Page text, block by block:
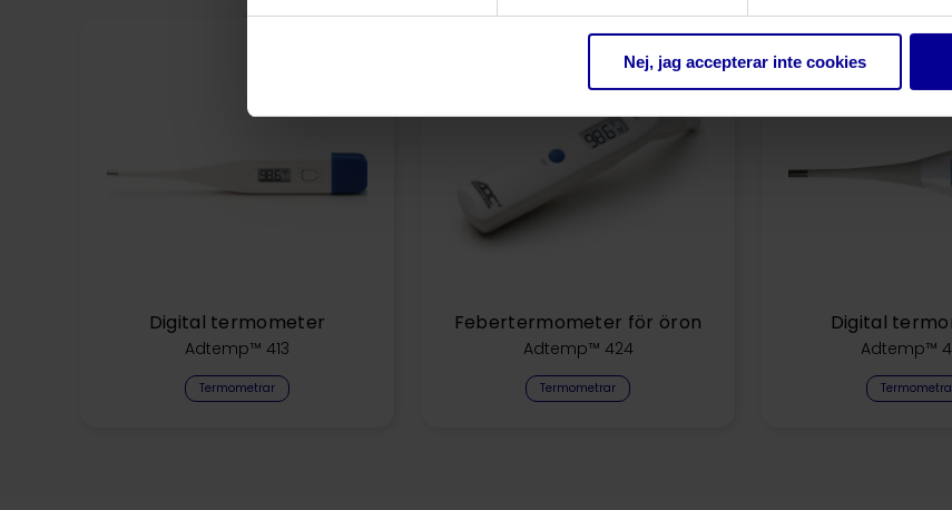
Nej, jag accepterar inte cookies
Digital termometer
Adtemp™ 413
Termometrar
Febertermometer för öron
Adtemp™ 424
Termometrar
Digital
Adtemp™